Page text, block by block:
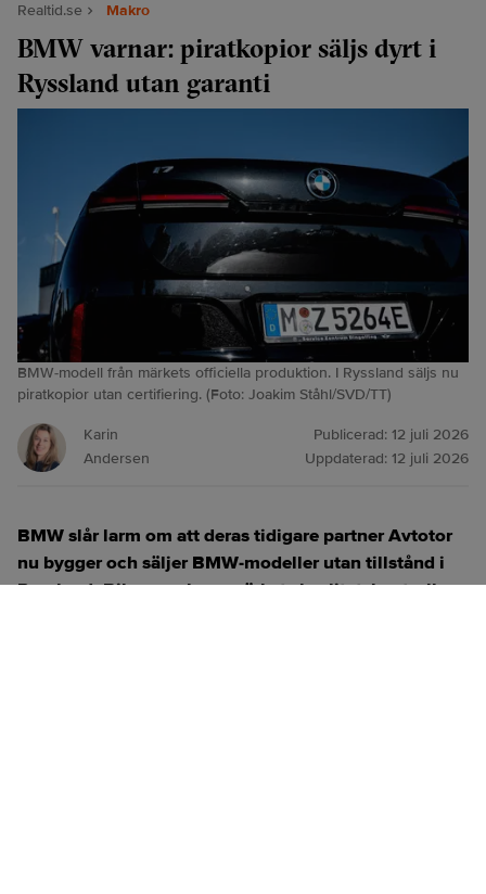
Realtid.se Makro
BMW varnar: piratkopior säljs dyrt i
Ryssland utan garanti
BMW-modell från märkets officiella produktion. I Ryssland säljs nu
piratkopior utan certifiering. (Foto: Joakim Ståhl/SVD/TT)
Karin
Andersen
Publicerad: 12 juli 2026
Uppdaterad: 12 juli 2026
BMW slår larm om att deras tidigare partner Avtotor
nu bygger och säljer BMW‑modeller utan tillstånd i
Ryssland. Bilarna saknar märkets kvalitetskontroll,